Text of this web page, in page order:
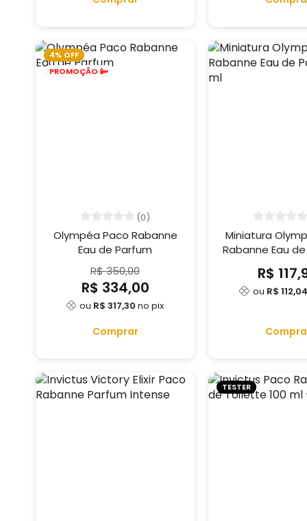
4% OFF
PROMOÇÃO 📴
(0)
Olympéa Paco Rabanne
Eau de Parfum
R$ 350,00
R$ 334,00
ou R$ 317,30 no pix
Comprar
Miniatura
Rabanne Eau
R$
ou R$
TESTER